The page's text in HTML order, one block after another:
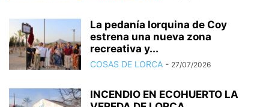
La pedanía lorquina de Coy
estrena una nueva zona
recreativa y...
COSAS DE LORCA - 27/07/2026
INCENDIO EN ECOHUERTO LA